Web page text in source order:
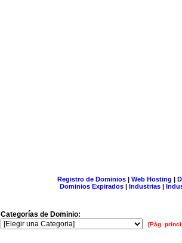
Registro de Dominios| Web Hosting |
Dominios Expirados | Industrias |
Categorías de Dominio:
[Pág.